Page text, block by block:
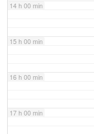
14 h 00 min
15 h 00 min
16 h 00 min
17 h 00 min